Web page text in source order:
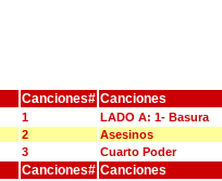
Canciones# Canciones
1
LADO A: 1- Basura
2
Asesinos
3 Cuarto Poder
Canciones# Canciones